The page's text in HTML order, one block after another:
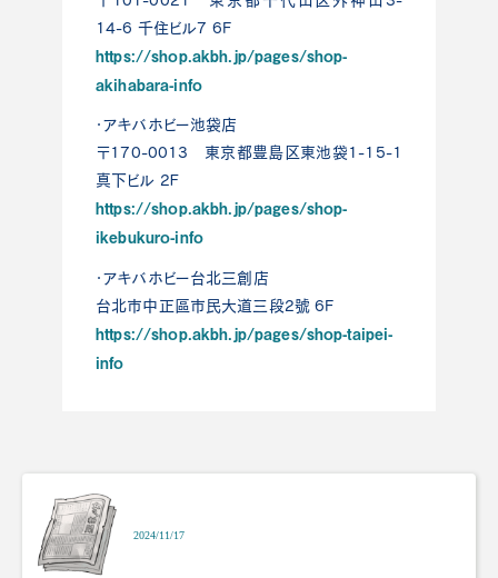
14-6 千住ビル7 6F
https://shop.akbh.jp/pages/shop-
akihabara-info
・アキバホビー池袋店
〒170-0013 東京都豊島区東池袋1-15-1
真下ビル 2Ｆ
https://shop.akbh.jp/pages/shop-
ikebukuro-info
・アキバホビー台北三創店
台北市中正區市民大道三段2號 6F
https://shop.akbh.jp/pages/shop-taipei-
info
2024/11/17